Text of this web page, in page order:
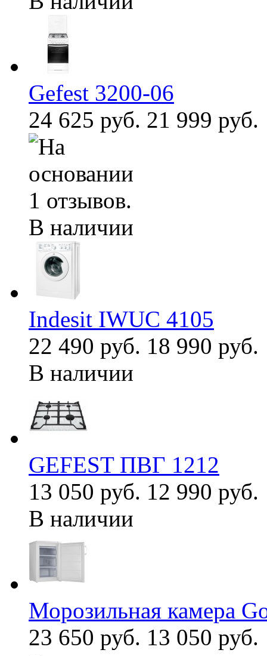
Gefest 3200-06
24 625 руб. 21 999 руб.
В наличии
Indesit IWUC 4105
22 490 руб. 18 990 руб.
В наличии
GEFEST ПВГ 1212
13 050 руб. 12 990 руб.
В наличии
Морозильная камера
23 650 руб. 13 050 руб.